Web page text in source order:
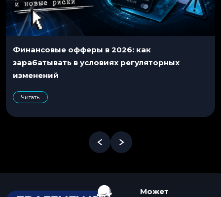
Финансовые офферы в 2026: как
зарабатывать в условиях регуляторных
изменений
Читать
Может